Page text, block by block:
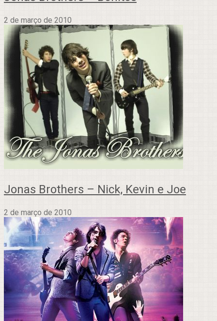
2 de março de 2010
Jonas Brothers – Nick, Kevin e Joe
2 de março de 2010